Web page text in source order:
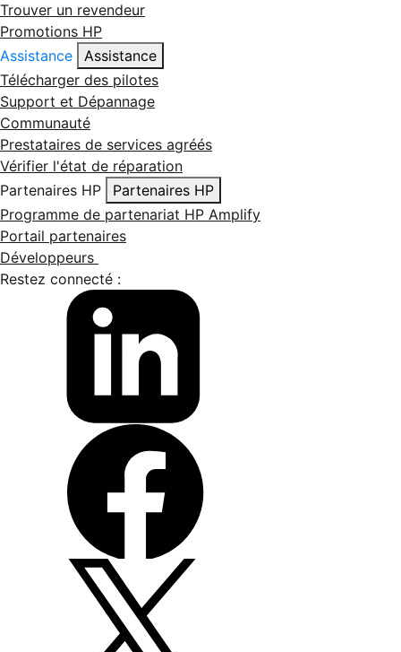
Trouver un revendeur
Promotions HP
Assistance
Assistance
Télécharger des pilotes
Support et Dépannage
Communauté
Prestataires de services agréés
Vérifier l'état de réparation
Partenaires HP
Partenaires HP
Programme de partenariat HP Amplify
Portail partenaires
Développeurs
Restez connecté :